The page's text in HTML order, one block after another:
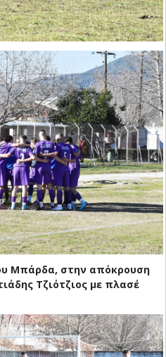
Μπάρδα, στην απόκρουση
Τζιότζιος με πλασέ